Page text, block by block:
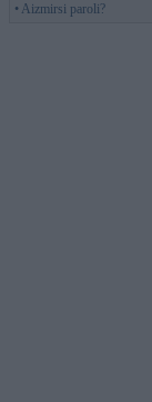
• Aizmirsi paroli?